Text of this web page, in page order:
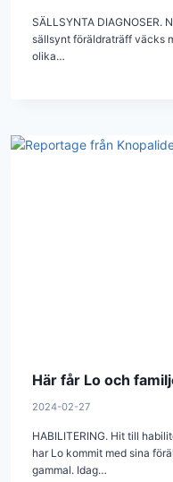
SÄLLSYNTA DIAGNOSER.
sällsynt föräldraträff väcks
olika…
Här får Lo och
2024-02-27
HABILITERING. Hit till
har Lo kommit med sina
gammal. Idag…